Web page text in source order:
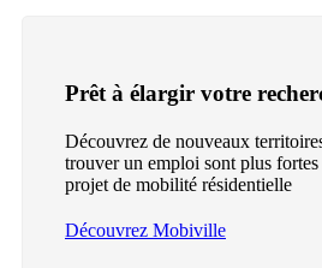
Prêt à élargir votre
Découvrez de nouveaux
trouver un emploi sont plus fortes
projet de mobilité résidentielle
Découvrez Mobiville